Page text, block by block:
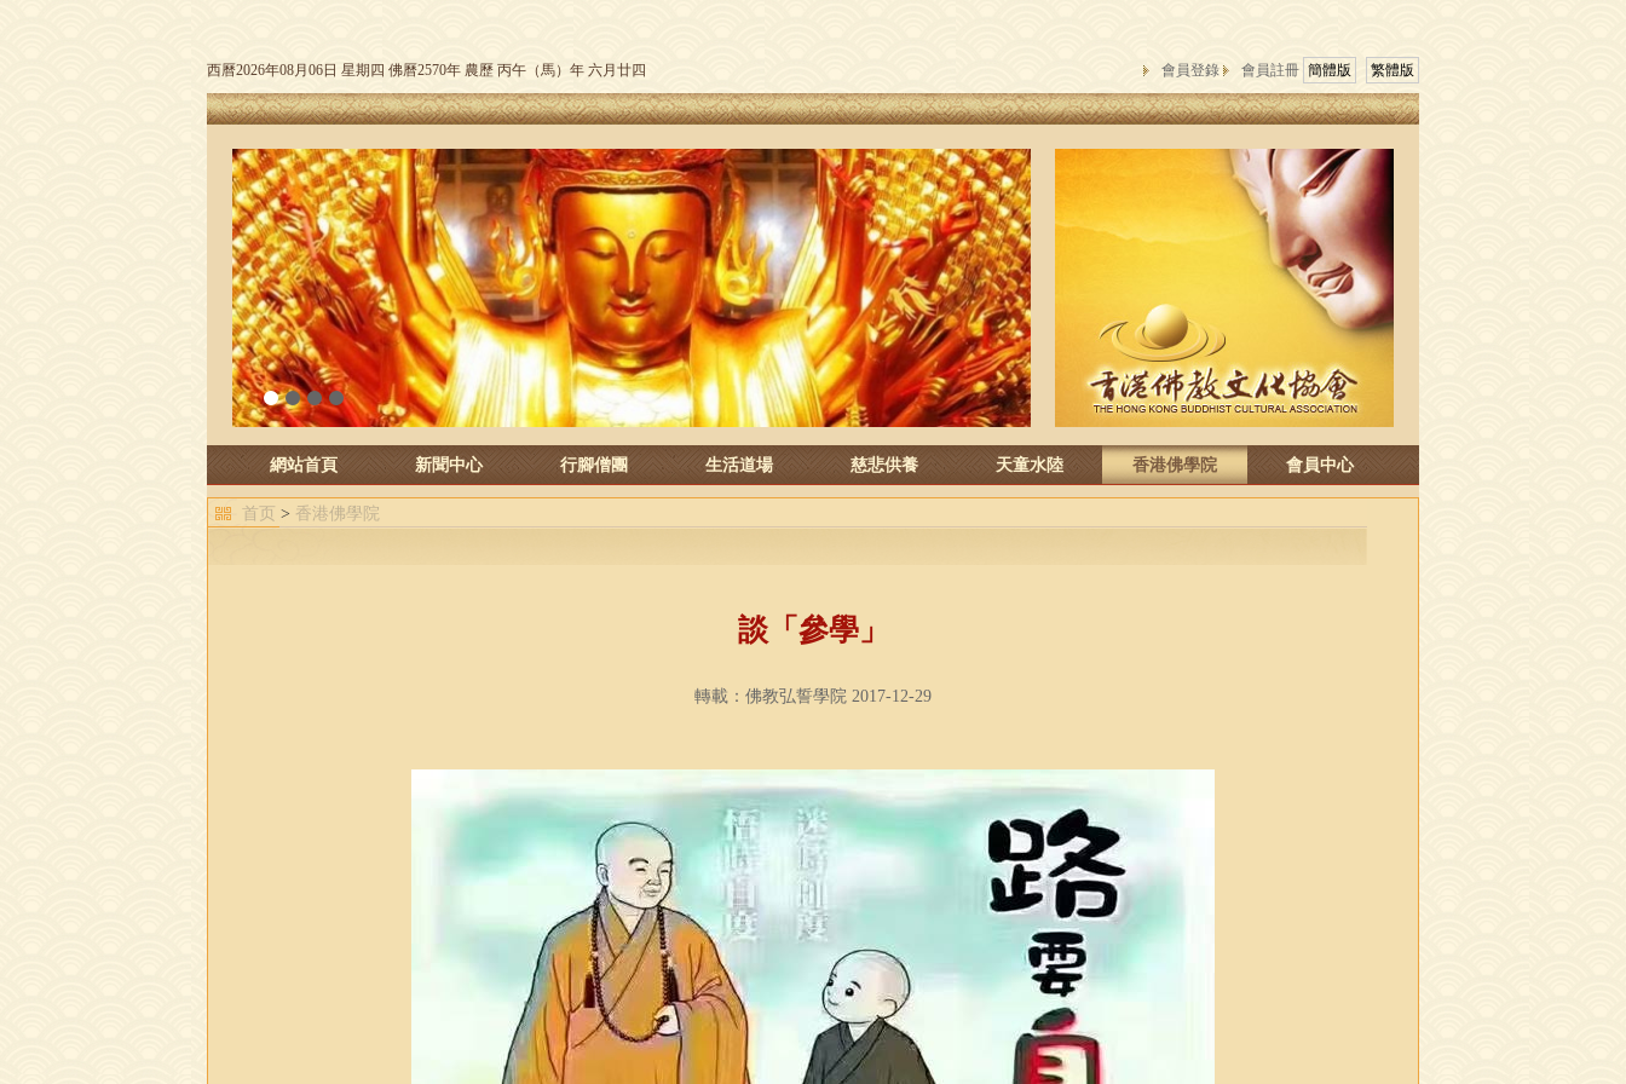
西曆2026年08月06日 星期四 佛曆2570年 農歷 丙午（馬）年 六月廿四 會員登錄 會員註冊 簡體版 繁體版
1 2 3 4
網站首頁 新聞中心 行腳僧團 生活道場 慈悲供養 天童水陸 香港佛學院 會員中心
首页 > 香港佛學院
談「參學」
轉載：佛教弘誓學院 2017-12-29